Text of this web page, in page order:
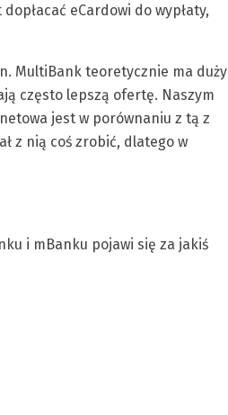
eCardowi do wypłaty,
MultiBank teoretycznie ma duży
często lepszą ofertę. Naszym
jest w porównaniu z tą z
z nią coś zrobić, dlatego w
i mBanku pojawi się za jakiś